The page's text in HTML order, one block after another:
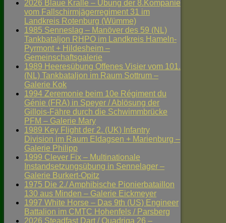
2026 Blaue Kralle – Übung der 8.Kompanie
vom Fallschirmjägerregiment 31 im
Landkreis Rotenburg (Wümme)
1985 Senneslag – Manöver des 59 (NL)
Tankbataljon RHPO im Landkreis Hameln-
Pyrmont + Hildesheim –
Gemeinschaftsgalerie
1989 Heeresübung Offenes Visier vom 101.
(NL) Tankbataljon im Raum Sottrum –
Galerie Kok
1994 Zeremonie beim 10e Régiment du
Génie (FRA) in Speyer / Ablösung der
Gillois-Fähre durch die Schwimmbrücke
PFM – Galerie Mary
1989 Key Flight der 2. (UK) Infantry
Division im Raum Eldagsen + Marienburg –
Galerie Philipp
1999 Clever Fix – Multinationale
Instandsetzungsübung in Sennelager –
Galerie Burkert-Opitz
1975 Die 2./ Amphibische Pionierbataillon
130 aus Minden – Galerie Eickmeyer
1997 White Horse – Das 9th (US) Engineer
Battalion im CMTC Hohenfels / Parsberg
2026 Steadfast Dart / Quadriga 26 –